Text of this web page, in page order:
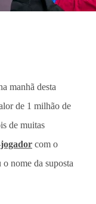
manhã desta
de 1 milhão de
de muitas
com o
nome da suposta